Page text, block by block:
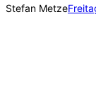
Stefan Metze